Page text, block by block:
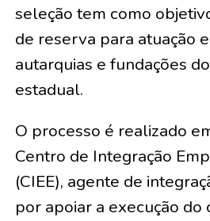
seleção tem como
de reserva para atuação
autarquias e fundações
estadual.
O processo é realizado
Centro de Integração
(CIEE), agente de
por apoiar a execução do